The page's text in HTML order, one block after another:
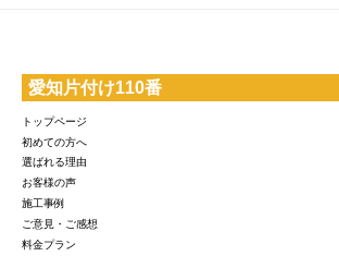
愛知片付け110番
トップページ
初めての方へ
選ばれる理由
お客様の声
施工事例
ご意見・ご感想
料金プラン